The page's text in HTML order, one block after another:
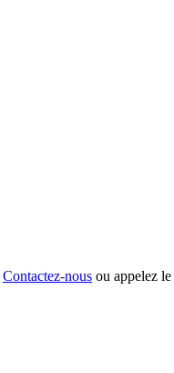
Contactez-nous ou appelez le